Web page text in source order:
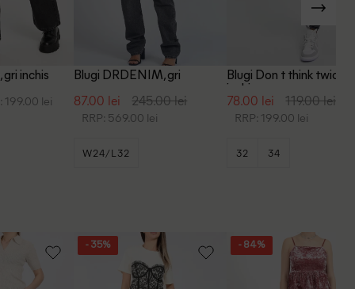
gri inchis
199.00 lei
Blugi DRDENIM, gri
87.00 lei 245.00 lei
RRP: 569.00 lei
W24/L32
Blugi Don t think twice,
inchis
78.00 lei 119.00 lei
RRP: 199.00 lei
32 34
- 35% - 84%